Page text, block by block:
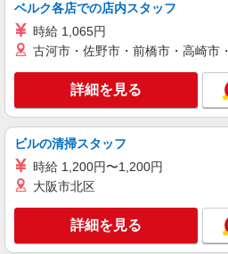
茨木駅☆デイサー
時給1600円〜
大阪府茨木市≪
キープ
派遣社員
株式会社kotrio /●KT-H-1991012
彩都西駅☆デイサ
生活サポートなど
時給1600円〜
ベルク各店での店内スタッフ
時給 1,065円
古河市・佐野市・前橋市・高崎市
詳細を見る
ビルの清掃スタッフ
時給 1,200円〜1,200円
大阪市北区
詳細を見る